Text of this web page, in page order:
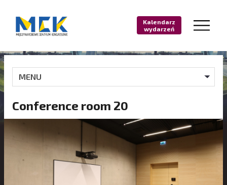
Kalendarz
wydarzeń
MENU
Conference room 20